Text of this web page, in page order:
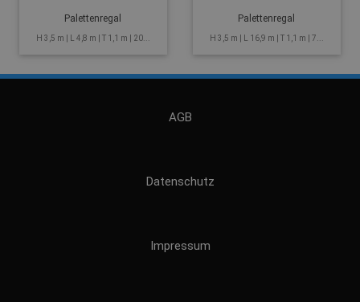
Palettenregal
H 3,5 m | L 4,8 m | T 1,1 m | 20...
Palettenregal
H 3,5 m | L 16,9 m | T 1,1 m | 7...
AGB
Datenschutz
Impressum